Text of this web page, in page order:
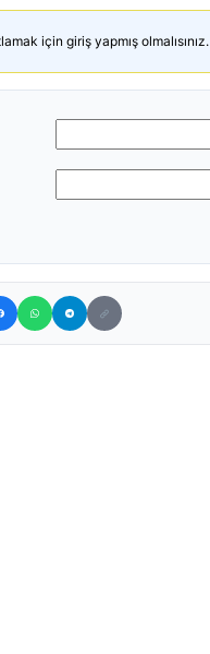
için giriş yapmış olmalısınız.